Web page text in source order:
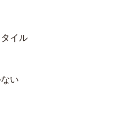
イル
い